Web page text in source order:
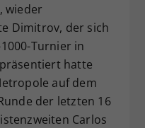
wieder
Dimitrov, der sich
Turnier in
hatte
auf dem
der letzten 16
Carlos